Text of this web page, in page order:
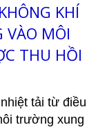
KHÍ
VÀO MÔI
THU HỒI
tải từ điều
trường xung